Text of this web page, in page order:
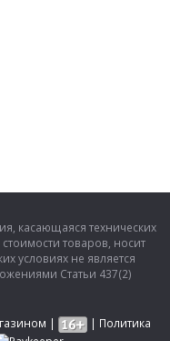
касающаяся технических
товаров, носит
условиях не является
Статьи 437(2)
| | Политика